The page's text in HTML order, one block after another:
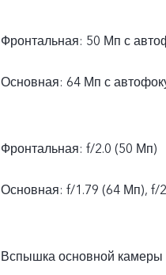
Фронтальная: 50 Мп с
Основная: 64 Мп с
Фронтальная: f/2.0 (50 Мп)
Основная: f/1.79 (64 Мп), f/
Вспышка основной камеры